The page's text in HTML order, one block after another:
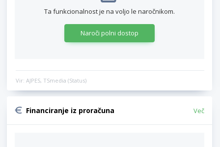
Ta funkcionalnost je na voljo le naročnikom.
Naroči polni dostop
Vir: AJPES, TSmedia (Status)
Financiranje iz proračuna Več